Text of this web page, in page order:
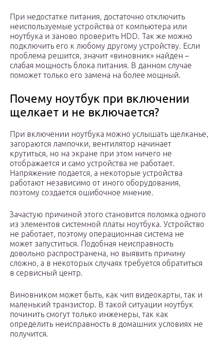
При недостатке питания, достаточно отключить
неиспользуемые устройства от компьютера или
ноутбука и заново проверить HDD. Так же можно
подключить его к любому другому устройству. Если
проблема решится, значит «виновник» найден –
слабая мощность блока питания. В данном случае
поможет только его замена на более мощный.
Почему ноутбук при включении
щелкает и не включается?
При включении ноутбука можно услышать щелканье,
загораются лампочки, вентилятор начинает
крутиться, но на экране при этом ничего не
отображается и само устройства не работает.
Напряжение подается, а некоторые устройства
работают независимо от иного оборудования,
поэтому создается ошибочное мнение.
Зачастую причиной этого становится поломка одного
из элементов системной платы ноутбука. Устройство
не работает, поэтому операционная система не
может запуститься. Подобная неисправность
довольно распространена, но выявить причину
сложно, а в некоторых случаях требуется обратиться
в сервисный центр.
Виновником может быть, как чип видеокарты, так и
маленький транзистор. В такой ситуации ноутбук
починить смогут только инженеры, так как
определить неисправность в домашних условиях не
получится.